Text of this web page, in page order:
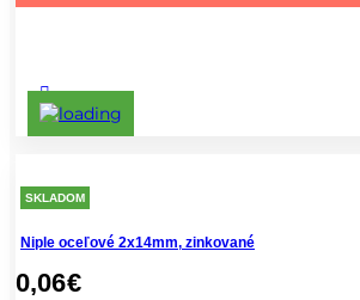
SKLADOM
Niple oceľové 2x14mm, zinkované
0,06€